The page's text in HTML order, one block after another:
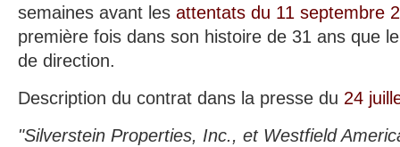
semaines avant les attentats du 11 septembre
première fois dans son histoire de 31 ans que
de direction.
Description du contrat dans la presse du 24
"Silverstein Properties, Inc., et Westfield